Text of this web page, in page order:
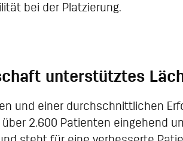
bei der Platzierung.
unterstütztes
und einer durchschnittlichen
2.600 Patienten eingehend